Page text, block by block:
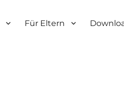
Für Eltern